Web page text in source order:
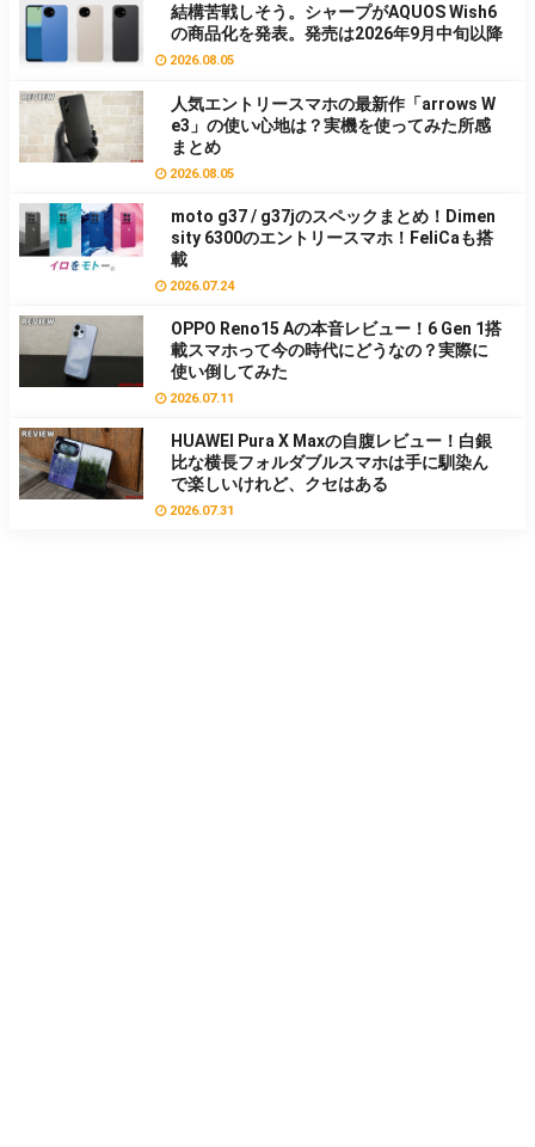
結構苦戦しそう。シャープがAQUOS Wish6
の商品化を発表。発売は2026年9月中旬以降
2026.08.05
人気エントリースマホの最新作「arrows W
e3」の使い心地は？実機を使ってみた所感
まとめ
2026.08.05
moto g37 / g37jのスペックまとめ！Dimen
sity 6300のエントリースマホ！FeliCaも搭
載
2026.07.24
OPPO Reno15 Aの本音レビュー！6 Gen 1搭
載スマホって今の時代にどうなの？実際に
使い倒してみた
2026.07.11
HUAWEI Pura X Maxの自腹レビュー！白銀
比な横長フォルダブルスマホは手に馴染ん
で楽しいけれど、クセはある
2026.07.31